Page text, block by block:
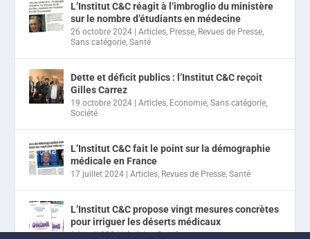
L’Institut C&C réagit à l’imbroglio du ministère
sur le nombre d’étudiants en médecine
26 octobre 2024 |Articles, Presse, Revues de Presse,
Sans catégorie,Santé
Dette et déficit publics : l’Institut C&C reçoit
Gilles Carrez
19 octobre 2024 |Articles, Economie,Sans catégorie,
Société
L’Institut C&C fait le point sur la démographie
médicale en France
17 juillet 2024 |Articles, Revues de Presse,Santé
L’Institut C&C propose vingt mesures concrètes
pour irriguer les déserts médicaux
14 avril 2024|Articles,Santé